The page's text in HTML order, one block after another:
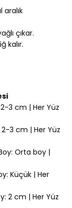
çıkar.
kalır.
2-3 cm | Her Yüz
2-3 cm | Her Yüz
Orta boy |
Küçük | Her
2 cm | Her Yüz